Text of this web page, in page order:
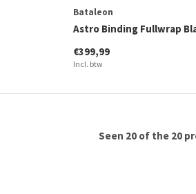
Bataleon
Astro Binding Fullwrap
€399,99
Incl. btw
Seen 20 of the 20